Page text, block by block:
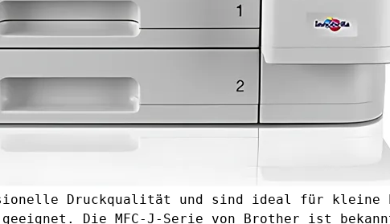
Druckqualität und sind ideal für kleine
geeignet. Die MFC-J-Serie von Brother ist